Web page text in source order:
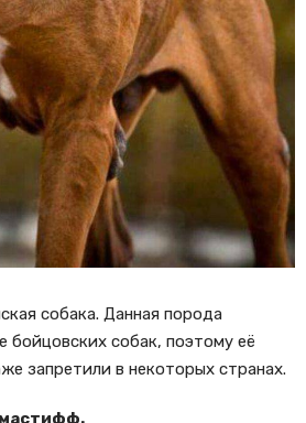
собака. Данная порода
бойцовских собак, поэтому её
запретили в некоторых странах.